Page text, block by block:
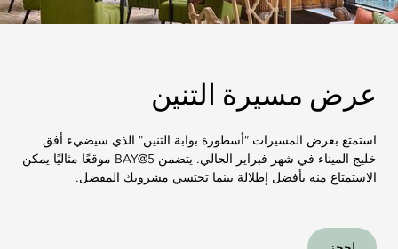
عرض مسيرة التنين
استمتع بعرض المسيرات “أسطورة بوابة التنين” الذي سيضيء أفق
خليج الميناء في شهر فبراير الحالي. يتضمن BAY@5 موقعًا مثاليًا يمكن
الاستمتاع منه بأفضل إطلالة بينما تحتسي مشروبك المفضل.